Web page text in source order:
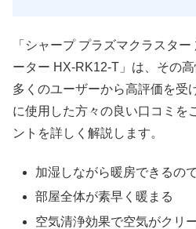
「シャープ プラズマクラスタ
ーター HX-RK12-T」は、その
多くのユーザーから高評価を受
に使用した方々の良い口コミを
ントを詳しく解説します。
加湿しながら暖房できるの
部屋全体が素早く暖まる
空気清浄効果で空気がクリ